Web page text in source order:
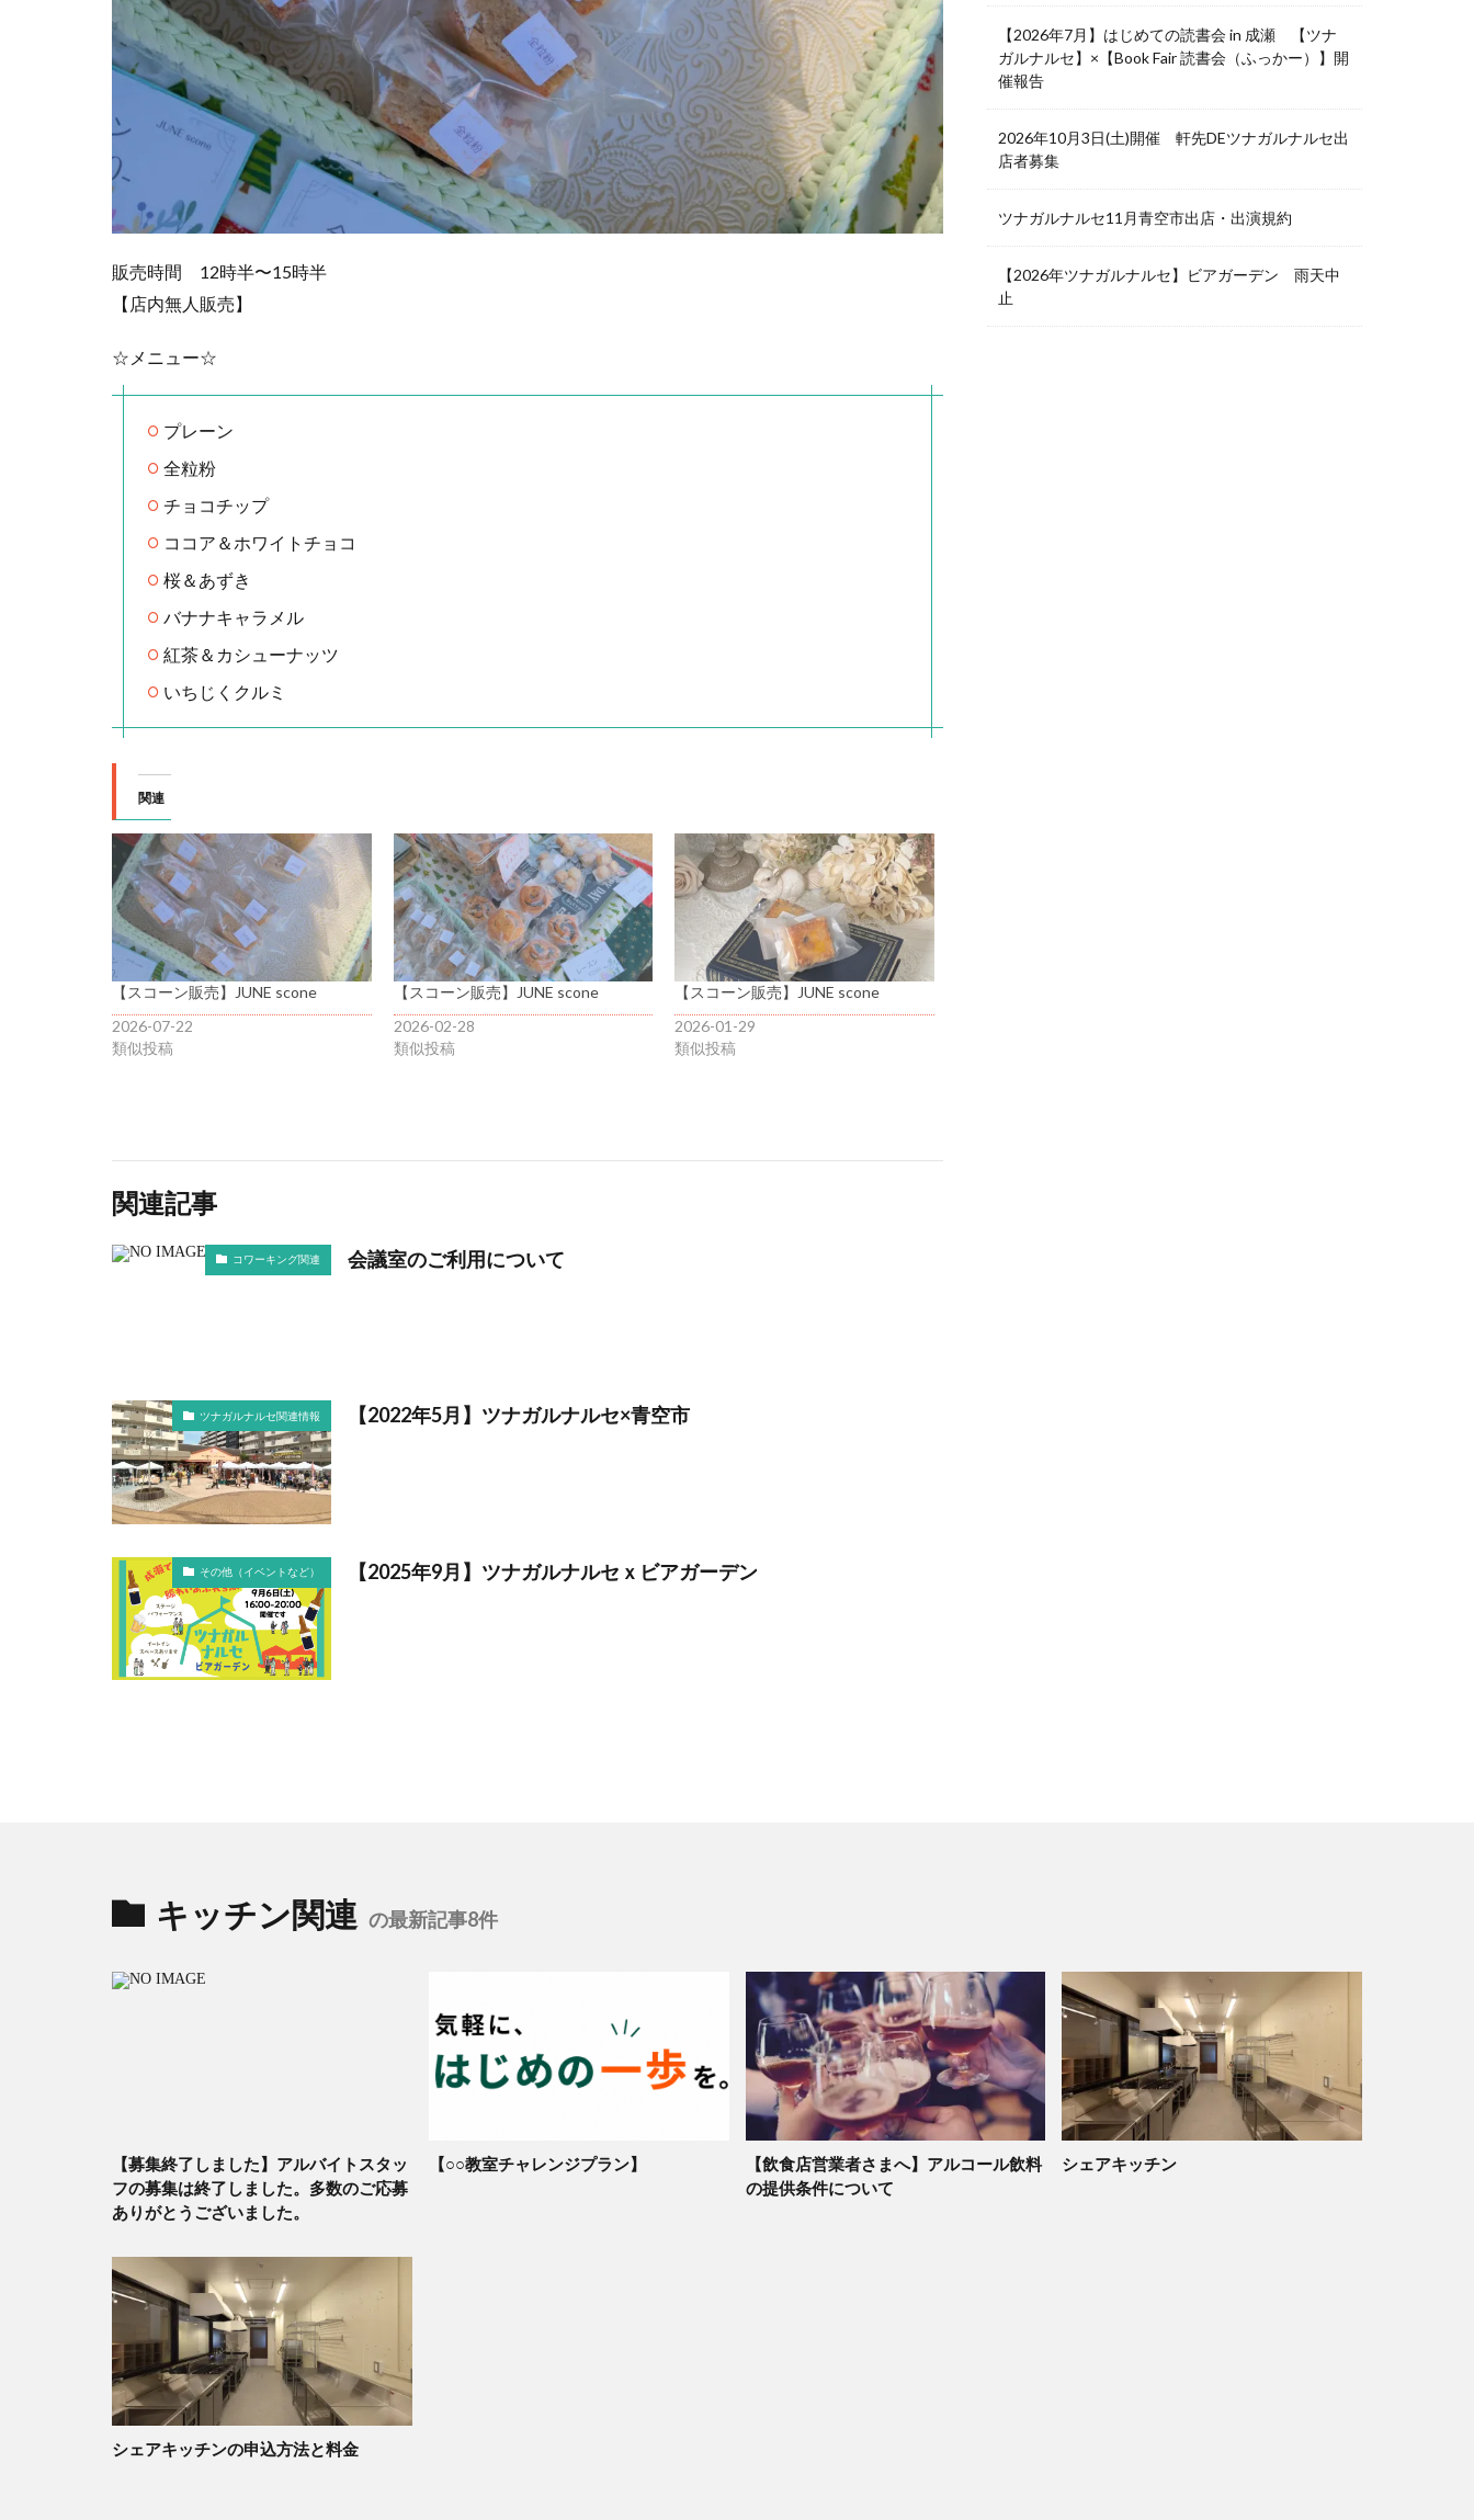
販売時間 12時半〜15時半
【店内無人販売】
☆メニュー☆
プレーン
全粒粉
チョコチップ
ココア＆ホワイトチョコ
桜＆あずき
バナナキャラメル
紅茶＆カシューナッツ
いちじくクルミ
関連
【スコーン販売】JUNE scone
2026-07-22
類似投稿
【スコーン販売】JUNE scone
2026-02-28
類似投稿
【スコーン販売】JUNE scone
2026-01-29
類似投稿
関連記事
コワーキング関連 会議室のご利用について
ツナガルナルセ関連情報 【2022年5月】ツナガルナルセ×青空市
その他（イベントなど） 【2025年9月】ツナガルナルセｘビアガーデン
【2026年7月】はじめての読書会 in 成瀬 【ツナ
ガルナルセ】×【Book Fair 読書会（ふっかー）】開
催報告
2026年10月3日(土)開催 軒先DEツナガルナルセ出
店者募集
ツナガルナルセ11月青空市出店・出演規約
【2026年ツナガルナルセ】ビアガーデン 雨天中
止
キッチン関連 の最新記事8件
【募集終了しました】アルバイトスタッ
フの募集は終了しました。多数のご応募
ありがとうございました。
【○○教室チャレンジプラン】
【飲食店営業者さまへ】アルコール飲料
の提供条件について
シェアキッチン
シェアキッチンの申込方法と料金